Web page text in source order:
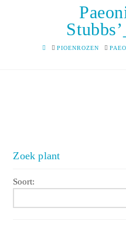
HOMEPIOENROZEN
Zoek plant
Soort: